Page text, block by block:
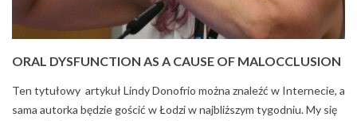
ORAL DYSFUNCTION AS A CAUSE OF MALOCCLUSION
Ten tytułowy artykuł Lindy Donofrio można znaleźć w Internecie, a
sama autorka będzie gościć w Łodzi w najbliższym tygodniu. My się